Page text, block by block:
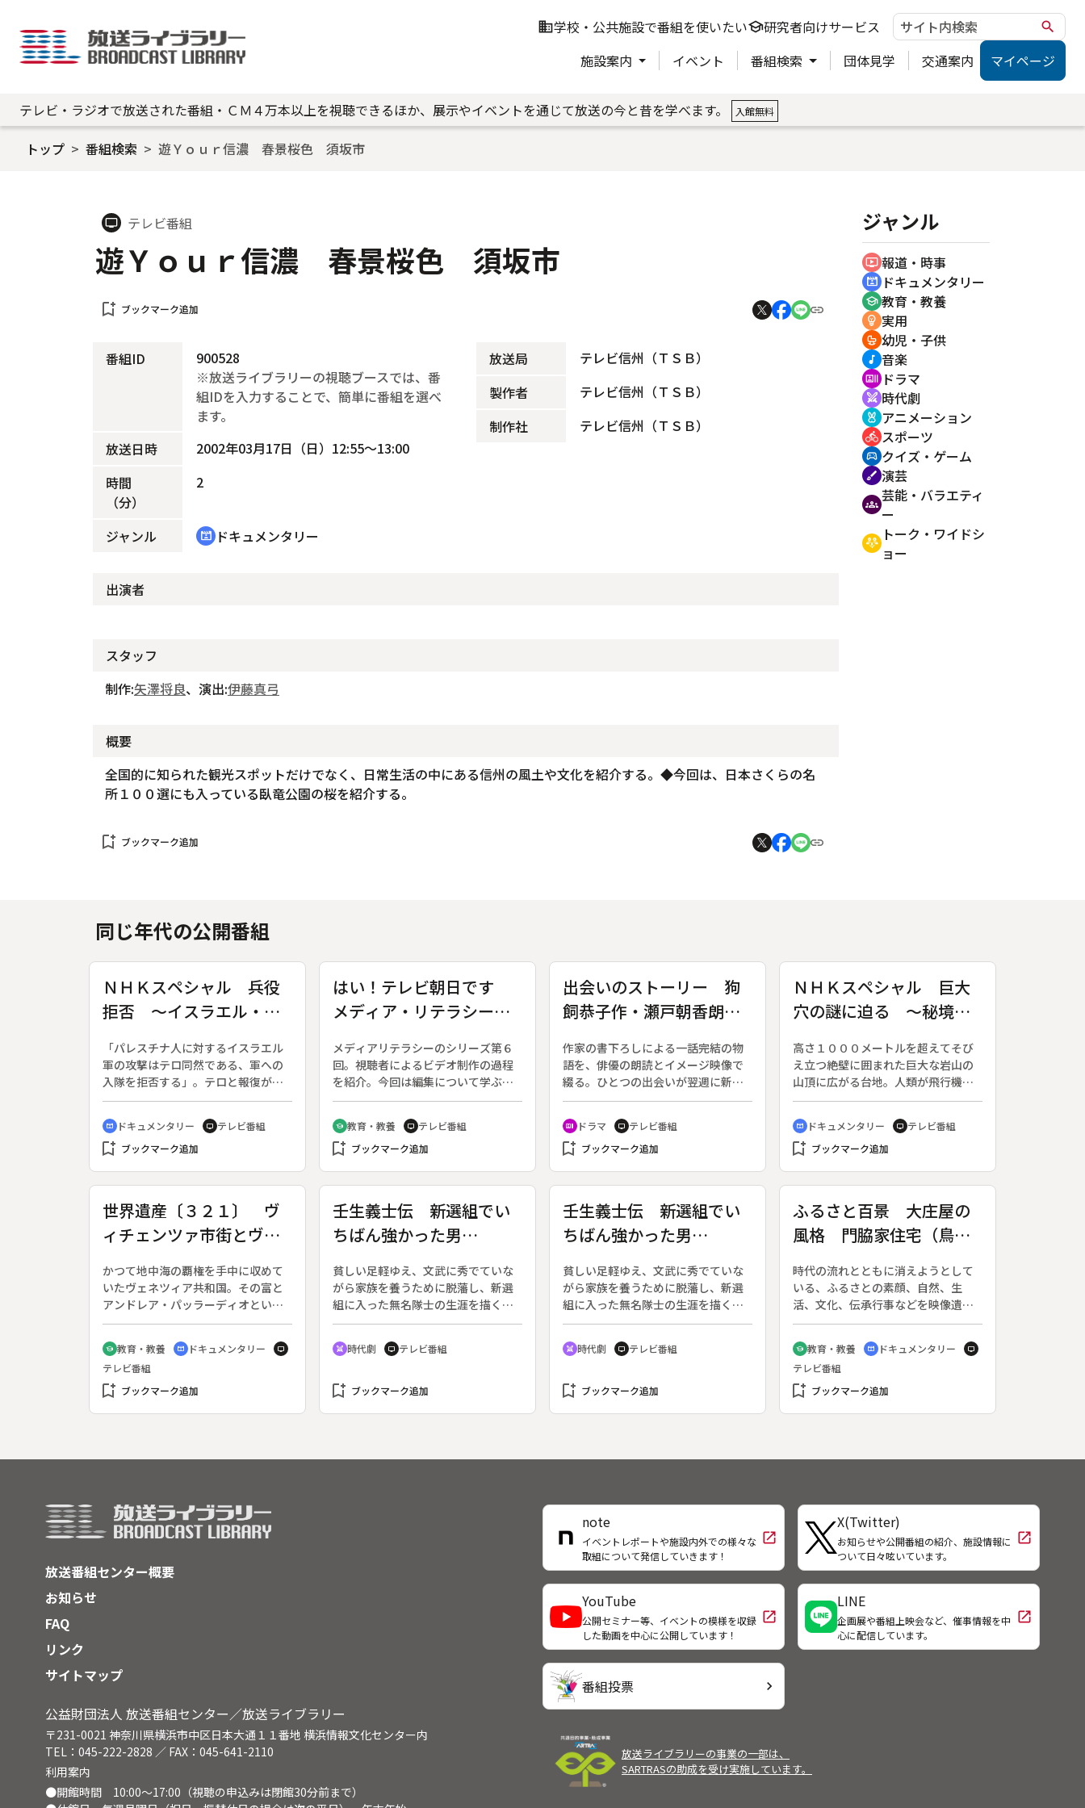
business学校・公共施設で番組を使いたいschool研究者向けサービス search
施設案内 イベント 番組検索 団体見学 交通案内 マイページ
テレビ・ラジオで放送された番組・ＣＭ４万本以上を視聴できるほか、展示やイベントを通じて放送の今と昔を学べます。 入館無料
トップ 番組検索 遊Ｙｏｕｒ信濃 春景桜色 須坂市
tv テレビ番組
遊Ｙｏｕｒ信濃 春景桜色 須坂市
bookmark_add ブックマーク追加
番組ID
900528
※放送ライブラリーの視聴ブースでは、番
組IDを入力することで、簡単に番組を選べ
ます。
放送日時
2002年03月17日（日）12:55～13:00
時間
（分）
2
ジャンル cinematic_blur ドキュメンタリー
放送局
テレビ信州（ＴＳＢ）
製作者
テレビ信州（ＴＳＢ）
制作社
テレビ信州（ＴＳＢ）
出演者
スタッフ
制作:矢澤将良、演出:伊藤真弓
概要
全国的に知られた観光スポットだけでなく、日常生活の中にある信州の風土や文化を紹介する。◆今回は、日本さくらの名
所１００選にも入っている臥竜公園の桜を紹介する。
bookmark_add ブックマーク追加
ジャンル
ondemand_video 報道・時事
cinematic_blur ドキュメンタリー
school 教育・教養
emoji_objects 実用
crib 幼児・子供
music_note 音楽
recent_actors ドラマ
swords 時代劇
cruelty_free アニメーション
directions_bike スポーツ
sports_esports クイズ・ゲーム
brush 演芸
groups 芸能・バラエティ
ー
adaptive_audio_mic トーク・ワイドシ
ョー
同じ年代の公開番組
ＮＨＫスペシャル 兵役
拒否 ～イスラエル・１
「パレスチナ人に対するイスラエル
軍の攻撃はテロ同然である、軍への
入隊を拒否する」。テロと報復が相
次ぐイスラエルで、６２人の若者が
兵役の拒否を表明した。そのひと
り、１８歳のヤイール君に焦点をあ
て、軍の攻撃がテロを生むと考える
父親の葛藤を追い、流血が続くイス
ラエルの現在を描く。◆イスラエル
国民にとって１８歳から３年間の兵
役は最重要義務であり、拒否者は数
ことができないなど様々な社会的不
利益を受ける。家族や友人からも非
難される。それでも彼らは憎しみの
cinematic_blur ドキュメンタリー tv テレビ番組
bookmark_add ブックマーク追加
はい！テレビ朝日です
メディア・リテラシー
メディアリテラシーのシリーズ第６
回。視聴者によるビデオ制作の過程
を紹介。今回は編集について学ぶ。
◆「まちのメディア研究会」の男女
４人ずつによる、ビデオ番組制作の
編集から完成までを紹介。水越氏
は、編集は視聴者が一番知らない作
完成できるか。◆テーマは「保土ヶ
谷」、長さは３分が条件。女性チー
ムは舞踏家大野一雄を対象にタイト
ルは「踊ること生きること」男性チ
に「保土ヶ谷宿でそばを打つ」。具
体的な編集、ナレーションなどの作
業を通じて両方ともすんなりとはい
想。女性チームの大学生ディレクタ
だった」と語る。◆対象年齢：大学
生以上
school 教育・教養 tv テレビ番組
bookmark_add ブックマーク追加
出会いのストーリー 狗
飼恭子作・瀬戸朝香朗読
作家の書下ろしによる一話完結の物
語を、俳優の朗読とイメージ映像で
綴る。ひとつの出会いが翌週に新た
な出会いを生むスタイルで、一ヶ月
にわたって展開していく。◆この回
は狗飼恭子作・瀬戸朝香朗読の第２
回「綺麗」。
recent_actors ドラマ tv テレビ番組
bookmark_add ブックマーク追加
ＮＨＫスペシャル 巨大
穴の謎に迫る ～秘境・
高さ１０００メートルを超えてそび
え立つ絶壁に囲まれた巨大な岩山の
山頂に広がる台地。人類が飛行機で
空を飛べるようになってはじめてた
どり着けたこの地に、巨大な竪穴が
発見されたのは３８年前のことだっ
た。特別許可を得て、ベネズエラの
す。なぜこれほど巨大な竪穴ができ
たのか、どんな生き物が暮らしてい
るのか。ギアナ高地の巨大穴の謎に
迫る。
cinematic_blur ドキュメンタリー tv テレビ番組
bookmark_add ブックマーク追加
世界遺産〔３２１〕 ヴ
ィチェンツァ市街とヴェ
オのヴィッラ イタリア
かつて地中海の覇権を手中に収めて
いたヴェネツィア共和国。その富と
アンドレア・パッラーディオという
天才建築家によってイタリア内陸の
街・ヴィチェンツァは気品溢れる美
しい都市に変貌した。ヴィチェンツ
ァ市街とヴェネト地方のパッラーデ
ィオのヴィッラは、１９９４年に世
いによって海の領土を失い始めてい
向かっていき、農業の街であったヴ
ィチェンツァは、ヴェネツィア貴族
と建築家アンドレア・パッラーディ
た。古代ローマの建築を研究し尽く
ォ・バルバラン・ダ・ポルト、パシ
メリコ・カブラ、ヴィッラ・コルナ
ーロ、ヴィッラ・エーモ、ヴィッ
ラ・バルバロ、ヴィッラ・フォスカ
リ、サン・ジョルジョ・マジョーレ
school 教育・教養 cinematic_blur ドキュメンタリー tv
テレビ番組
bookmark_add ブックマーク追加
壬生義士伝 新選組でい
ちばん強かった男
石恋唄（後編）
貧しい足軽ゆえ、文武に秀でていな
がら家族を養うために脱藩し、新選
組に入った無名隊士の生涯を描く時
代劇。◆新選組は血の掟にしばられ
た集団だった。小さな失敗にも粛清
が行われ、貫一郎は仲間を斬首する
道を与えてくれた新選組に従うの
婚を勧めるが、貫一郎の故郷と家族
swords 時代劇 tv テレビ番組
bookmark_add ブックマーク追加
壬生義士伝 新選組でい
ちばん強かった男
見から五稜郭へ（中編）
貧しい足軽ゆえ、文武に秀でていな
がら家族を養うために脱藩し、新選
組に入った無名隊士の生涯を描く時
代劇。◆慶応４年（１８６８）正
月、新選組は幕府軍の一員として鳥
羽伏見で薩長軍を待ち受けていた。
郎は、天皇様に弓引くつもりはない
生きよと斎藤に説得され、大坂の南
の大野は貫一郎に切腹を命じるしか
なかった。
swords 時代劇 tv テレビ番組
bookmark_add ブックマーク追加
ふるさと百景 大庄屋の
風格 門脇家住宅（鳥
時代の流れとともに消えようとして
いる、ふるさとの素顔、自然、生
活、文化、伝承行事などを映像遺産
として後世に伝えるシリーズ。◆鳥
取県大山町所子にある門脇家の住宅
は、江戸時代の明和六年に三代目の
本右衛門秀盛が大庄屋に任命された
のを機に建てられました。桁行き二
見ない豪壮さ。主家の正面には身分
は、「仏間」「つぎの間」と客の身
分により使い分けされていた。客間
近くの湯殿、雲隠と茶室は、庭園と
調和して大庄屋の風格を偲ばせる。
◆大庄屋らしさを象徴するのが蔵。
「米蔵」と「新蔵」の二つあり、明
治から大正にかけて建てられた。
「米蔵」には、検査の後等級付けし
た米を収納、「新蔵」には作業道具
school 教育・教養 cinematic_blur ドキュメンタリー tv
テレビ番組
bookmark_add ブックマーク追加
放送番組センター概要
お知らせ
FAQ
リンク
サイトマップ
公益財団法人 放送番組センター／放送ライブラリー
〒231-0021 神奈川県横浜市中区日本大通１１番地 横浜情報文化センター内
TEL：045-222-2828 ／ FAX：045-641-2110
利用案内
●開館時間 10:00～17:00（視聴の申込みは閉館30分前まで）
note
イベントレポートや施設内外での様々な
取組について発信していきます！
open_in_new
X(Twitter)
お知らせや公開番組の紹介、施設情報に
ついて日々呟いています。
open_in_new
YouTube
公開セミナー等、イベントの模様を収録
した動画を中心に公開しています！
open_in_new
LINE
企画展や番組上映会など、催事情報を中
心に配信しています。
open_in_new
番組投票 chevron_right
放送ライブラリーの事業の一部は、
SARTRASの助成を受け実施しています。